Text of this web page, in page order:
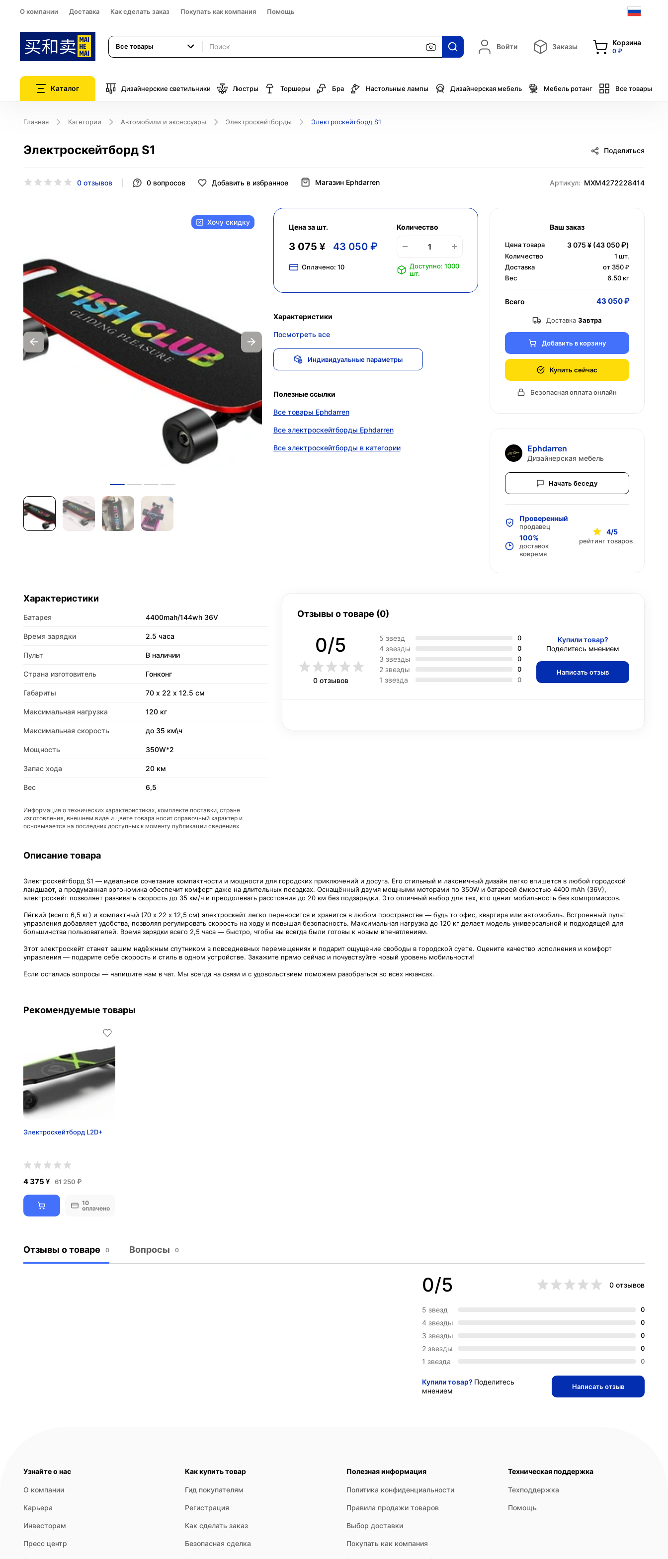
О компании Доставка Как сделать заказ Покупать как компания Помощь
Все товары Войти Заказы Корзина
0 ₽
Каталог Дизайнерские светильники Люстры Торшеры Бра Настольные лампы Дизайнерская мебель Мебель ротанг Все товары
Главная Категории Автомобили и аксессуары Электроскейтборды Электроскейтборд S1
Электроскейтборд S1
0 отзывов 0 вопросов Добавить в избранное
Поделиться
Магазин Ephdarren Артикул: MXM4272228414
Хочу скидку
Цена за шт.
3 075 ¥ 43 050 ₽
Оплачено: 10
Количество
Доступно: 1000
шт.
Характеристики
Посмотреть все
Индивидуальные параметры
Полезные ссылки
Все товары Ephdarren
Все электроскейтборды Ephdarren
Все электроскейтборды в категории
Ваш заказ
Цена товара 3 075 ¥ (43 050 ₽)
Количество 1 шт.
Доставка
от 350 ₽
Вес
6.50 кг
Всего 43 050 ₽
Доставка Завтра
Добавить в корзину
Купить сейчас
Безопасная оплата онлайн
Ephdarren
Дизайнерская мебель
Начать беседу
Проверенный
продавец
100%
доставок
вовремя
4/5
рейтинг товаров
Характеристики
Батарея 4400mah/144wh 36V
Время зарядки 2.5 часа
Пульт В наличии
Страна изготовитель Гонконг
Габариты 70 х 22 х 12.5 см
Максимальная нагрузка 120 кг
Максимальная скорость до 35 км\ч
Мощность 350W*2
Запас хода 20 км
Вес 6,5
Информация о технических характеристиках, комплекте поставки, стране
изготовления, внешнем виде и цвете товара носит справочный характер и
основывается на последних доступных к моменту публикации сведениях
Отзывы о товаре (0)
0/5
0 отзывов
5 звезд 0
4 звезды 0
3 звезды 0
2 звезды 0
1 звезда 0
Купили товар?
Поделитесь мнением
Написать отзыв
Описание товара
Электроскейтборд S1 — идеальное сочетание компактности и мощности для городских приключений и досуга. Его стильный и лаконичный дизайн легко впишется в любой городской
ландшафт, а продуманная эргономика обеспечит комфорт даже на длительных поездках. Оснащённый двумя мощными моторами по 350W и батареей ёмкостью 4400 mAh (36V),
электроскейт позволяет развивать скорость до 35 км/ч и преодолевать расстояния до 20 км без подзарядки. Это отличный выбор для тех, кто ценит мобильность без компромиссов.
Лёгкий (всего 6,5 кг) и компактный (70 х 22 х 12,5 см) электроскейт легко переносится и хранится в любом пространстве — будь то офис, квартира или автомобиль. Встроенный пульт
управления добавляет удобства, позволяя регулировать скорость на ходу и повышая безопасность. Максимальная нагрузка до 120 кг делает модель универсальной и подходящей для
большинства пользователей. Время зарядки всего 2,5 часа — быстро, чтобы вы всегда были готовы к новым впечатлениям.
Этот электроскейт станет вашим надёжным спутником в повседневных перемещениях и подарит ощущение свободы в городской суете. Оцените качество исполнения и комфорт
управления — подарите себе скорость и стиль в одном устройстве. Закажите прямо сейчас и почувствуйте новый уровень мобильности!
Если остались вопросы — напишите нам в чат. Мы всегда на связи и с удовольствием поможем разобраться во всех нюансах.
Рекомендуемые товары
Электроскейтборд L2D+
4 375 ¥ 61 250 ₽
10
оплачено
Отзывы о товаре 0 Вопросы 0
0/5 0 отзывов
5 звезд 0
4 звезды 0
3 звезды 0
2 звезды 0
1 звезда 0
Купили товар? Поделитесь
мнением
Написать отзыв
Узнайте о нас
О компании
Карьера
Инвесторам
Пресс центр
Как купить товар
Гид покупателям
Регистрация
Как сделать заказ
Безопасная сделка
Полезная информация
Политика конфиденциальности
Правила продажи товаров
Выбор доставки
Покупать как компания
Техническая поддержка
Техподдержка
Помощь